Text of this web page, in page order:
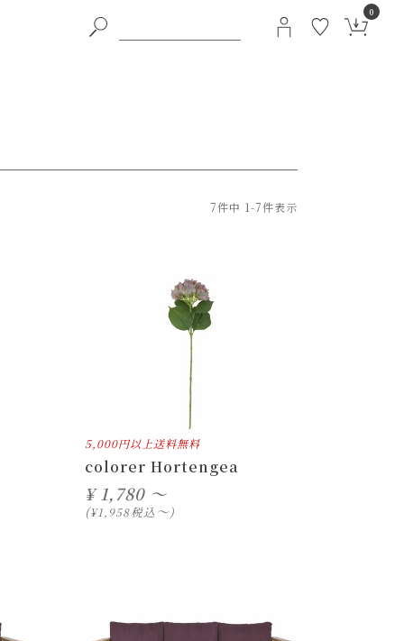
0
7件中 1-7件表示
5,000円以上送料無料
colorer Hortengea
¥ 1,780 ～
¥1,958税込〜